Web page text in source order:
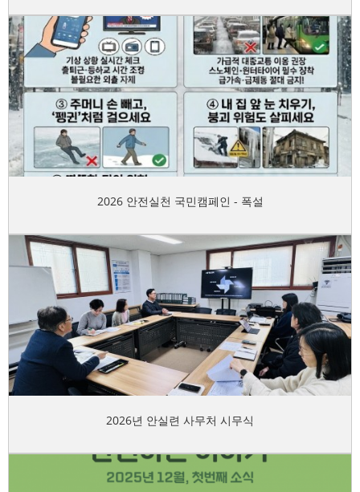
2026 안전실천 국민캠페인 - 폭설
2026년 안실련 사무처 시무식